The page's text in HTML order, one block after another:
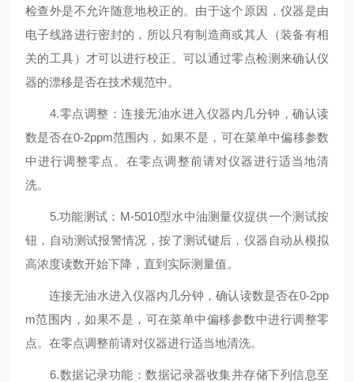
检查外是不允许随意地校正的。由于这个原因，仪器是由
电子线路进行密封的，所以只有制造商或其人（装备有相
关的工具）才可以进行校正。可以通过零点检测来确认仪
器的漂移是否在技术规范中。
4.零点调整：连接无油水进入仪器内几分钟，确认读
数是否在0-2ppm范围内，如果不是，可在菜单中偏移参数
中进行调整零点。在零点调整前请对仪器进行适当地清
洗。
5.功能测试：M-5010型水中油测量仪提供一个测试按
钮，自动测试报警情况，按了测试键后，仪器自动从模拟
高浓度读数开始下降，直到实际测量值。
连接无油水进入仪器内几分钟，确认读数是否在0-2pp
m范围内，如果不是，可在菜单中偏移参数中进行调整零
点。在零点调整前请对仪器进行适当地清洗。
6.数据记录功能：数据记录器收集并存储下列信息至